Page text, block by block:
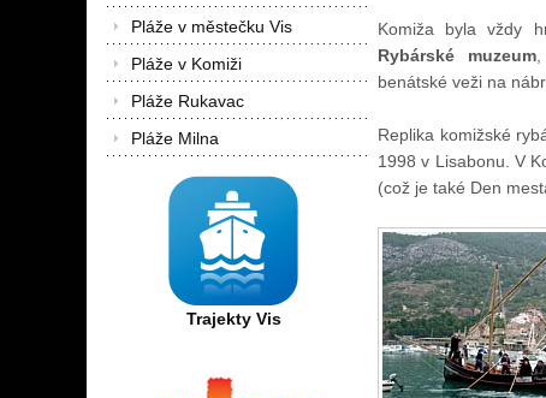
Pláže v městečku Vis
Pláže v Komiži
Pláže Rukavac
Pláže Milna
Trajekty Vis
Komiža byla vždy
Rybárské muzeum
benátské veži na
Replika komižské
1998 v Lisabonu. V
(což je také Den